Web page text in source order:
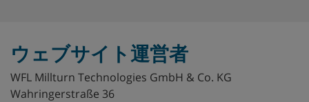
ウェブサイト運営者
WFL Millturn Technologies GmbH & Co. KG
Wahringerstraße 36